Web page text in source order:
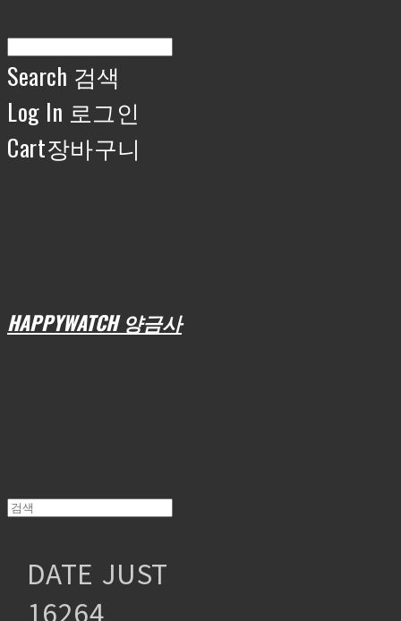
Search 검색
Log In 로그인
Cart장바구니
HAPPYWATCH 양금사
DATE JUST
16264